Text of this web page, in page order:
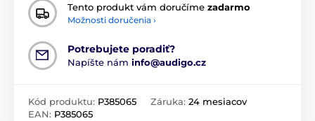
Tento produkt vám doručíme zadarmo
Možnosti doručenia ›
Potrebujete poradiť?
Napíšte nám info@audigo.cz
Kód produktu: P385065
EAN: P385065
Záruka: 24 mesiacov